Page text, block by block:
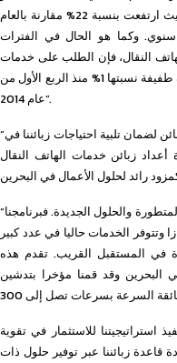
المشتركين في خدمات برودباند لا تزال قوية، حيث ارتفعت بنسبة 22% مقارنة بالعام
على أساس ربع سنوي. وكما هو الحال في الفترات
النقال، فإن الطلب على خدمات
الخط الثابت قد انخفض، حيث لم يسجل إلا زيادة طفيفة نسبتها 1% منذ الربع الأول من
عام 2014”.
“لقد أثبتت استراتيجيتنا، التي تركز على خدمة الزبائن لضمان تلبية احتياجات زبائننا في
زبائن خدمات الهاتف النقال
“تتواصل استثمارات بتلكو الضخمة في الشبكات المتطورة والحلول الجديدة. فبرنامجنا
وتتوفر الخدمات حاليا في عدد كبير
في المستقبل القريب. تقدم هذه
البحرين وقد قمنا مؤخرا بتدشين
للاستثمار في تقوية
قاعدة زبائننا عبر توفير حلول ذات